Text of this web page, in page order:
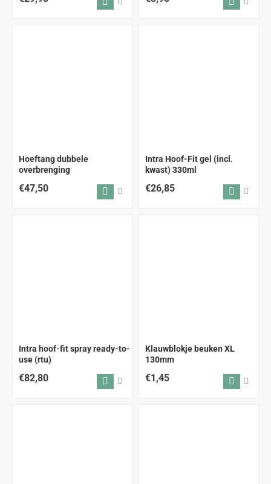
Hoeftang dubbele
overbrenging
€47,50
Intra Hoof-Fit gel (incl.
kwast) 330ml
€26,85
Intra hoof-fit spray ready-to-
use (rtu)
€82,80
Klauwblokje beuken XL
130mm
€1,45